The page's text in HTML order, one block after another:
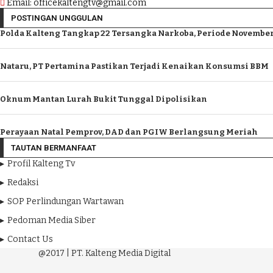
Email: officekaltengtv@gmail.com
POSTINGAN UNGGULAN
Polda Kalteng Tangkap 22 Tersangka Narkoba, Periode November
Nataru, PT Pertamina Pastikan Terjadi Kenaikan Konsumsi BBM
Oknum Mantan Lurah Bukit Tunggal Dipolisikan
Perayaan Natal Pemprov, DAD dan PGIW Berlangsung Meriah
TAUTAN BERMANFAAT
Profil Kalteng Tv
Redaksi
SOP Perlindungan Wartawan
Pedoman Media Siber
Contact Us
@2017 | PT. Kalteng Media Digital